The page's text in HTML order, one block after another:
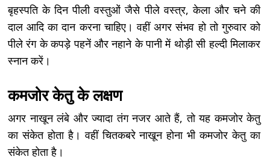
बृहस्पति के दिन पीली वस्तुओं जैसे पीले वस्त्र, केला और चने की
दाल आदि का दान करना चाहिए। वहीं अगर संभव हो तो गुरुवार को
पीले रंग के कपड़े पहनें और नहाने के पानी में थोड़ी सी हल्दी मिलाकर
स्नान करें।
कमजोर केतु के लक्षण
अगर नाखून लंबे और ज्यादा तंग नजर आते हैं, तो यह कमजोर केतु
का संकेत होता है। वहीं चितकबरे नाखून होना भी कमजोर केतु का
संकेत होता है।